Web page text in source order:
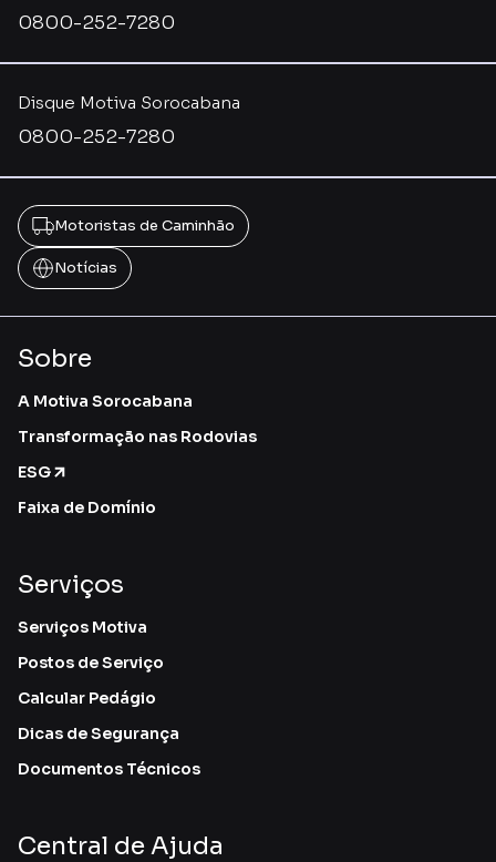
Disque Motiva Sorocabana
0800-252-7280
0800-252-7280
Motoristas de Caminhão
Notícias
Sobre
A Motiva Sorocabana
Transformação nas Rodovias
ESG
Faixa de Domínio
Serviços
Serviços Motiva
Postos de Serviço
Calcular Pedágio
Dicas de Segurança
Documentos Técnicos
Central de Ajuda